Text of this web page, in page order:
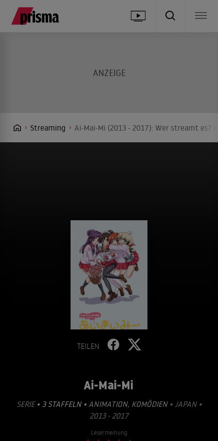
Streaming Ai-Mai-Mi (2013 - 2017): Wer streamt es?
TEILEN
Ai-Mai-Mi
SERIE • 3 STAFFELN • ANIMATION, KOMÖDIEN• JAPAN •
2013 - 2017
Lesermeinung